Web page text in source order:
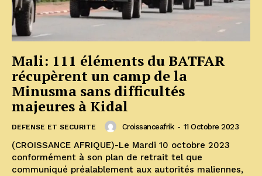
Mali: 111 éléments du BATFAR
récupèrent un camp de la
Minusma sans difficultés
majeures à Kidal
DEFENSE ET SECURITE Croissanceafrik - 11 Octobre 2023
(CROISSANCE AFRIQUE)-Le Mardi 10 octobre 2023
conformément à son plan de retrait tel que
communiqué préalablement aux autorités maliennes,